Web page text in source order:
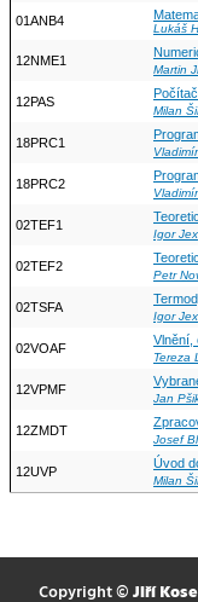
01ANB4
Lukáš
12NME1
Martin
12PAS
Milan
18PRC1
18PRC2
02TEF1
Igor Jex
02TEF2
Petr
02TSFA
Igor Jex
02VOAF
Vlnění,
Tereza
12VPMF
Jan
12ZMDT
Josef
12UVP
Úvod
Milan
Copyright © Jiří